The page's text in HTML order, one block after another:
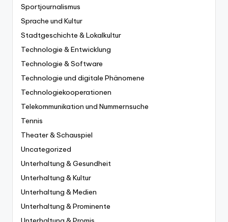
Sportjournalismus
Sprache und Kultur
Stadtgeschichte & Lokalkultur
Technologie & Entwicklung
Technologie & Software
Technologie und digitale Phänomene
Technologiekooperationen
Telekommunikation und Nummernsuche
Tennis
Theater & Schauspiel
Uncategorized
Unterhaltung & Gesundheit
Unterhaltung & Kultur
Unterhaltung & Medien
Unterhaltung & Prominente